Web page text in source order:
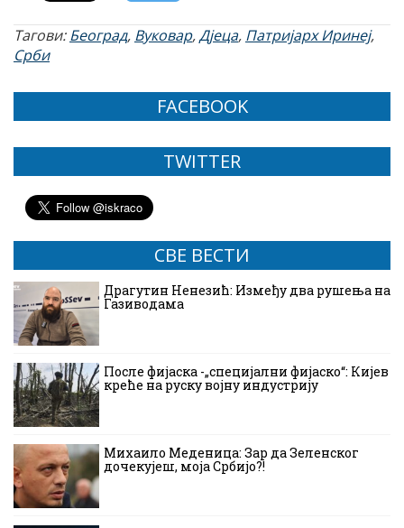
Тагови:Београд, Вуковар,Дјеца, Патријарх Иринеј,
Срби
FACEBOOK
TWITTER
СВЕ ВЕСТИ
Драгутин Ненезић: Између два рушења на
Газиводама
После фијаска -„специјални фијаско“: Кијев
креће на руску војну индустрију
Михаило Меденица: Зар да Зеленског
дочекујеш, моја Србијо?!